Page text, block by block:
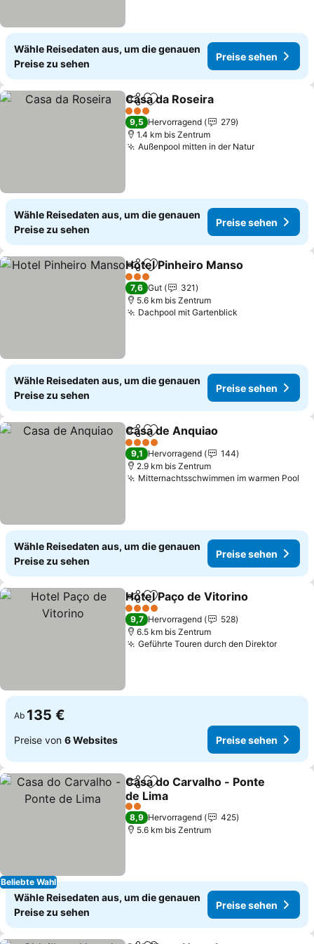
Wähle Reisedaten aus, um die genauen
Preise zu sehen
Preise sehen
TeilenZu Favoriten hinzufügen
Casa da Roseira
3 Sterne
9,5 Hervorragend
279
1.4 km bis Zentrum
Außenpool mitten in der NaturPreise
Wähle Reisedaten aus, um die genauen
Preise zu sehen
Preise sehen
TeilenZu Favoriten hinzufügen
Hotel Pinheiro Manso
3 Sterne
7,6 Gut
321
5.6 km bis Zentrum
Dachpool mit Gartenblick
Wähle Reisedaten aus, um die genauen
Preise zu sehen
Preise sehen
TeilenZu Favoriten hinzufügen
Casa de Anquiao
4 Sterne
9,1 Hervorragend
144
2.9 km bis Zentrum
Mitternachtsschwimmen im warmen Pool
Wähle Reisedaten aus, um die genauen
Preise zu sehen
Preise sehen
TeilenZu Favoriten hinzufügen
Hotel Paço de Vitorino
4 Sterne
9,7 Hervorragend
528
6.5 km bis Zentrum
Geführte Touren durch den DirektorPreise
Ab 135 €
Preise von 6 Websites Preise sehen
Beliebte Wahl
TeilenZu Favoriten hinzufügen
Casa do Carvalho - Ponte
de Lima
Preise sehen
2 Sterne
8,9 Hervorragend
425
5.6 km bis Zentrum
Wähle Reisedaten aus, um die genauen
Preise zu sehen
Preise sehen